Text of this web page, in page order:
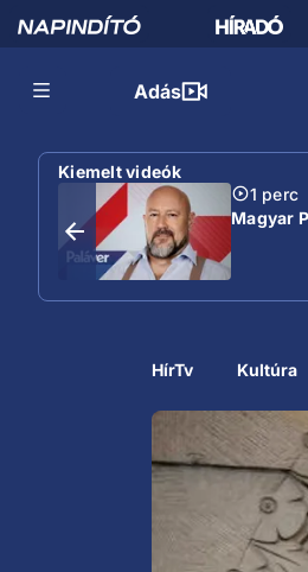
Adás
Kiemelt videók
1 perc
Magyar
HírTv Kultúra